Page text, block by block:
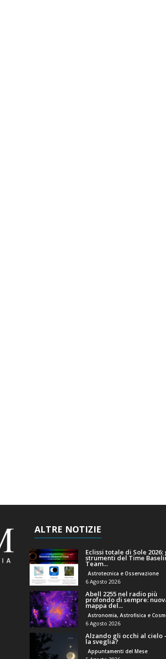
ALTRE NOTIZIE
Eclissi totale di Sole 2026:
strumenti del Time
Team...
Astrotecnica e Osservazione
6 Agosto 2026
Abell 2255 nel radio più
profondo di sempre:
mappa del...
Astronomia, Astrofisica e
6 Agosto 2026
Alzando gli occhi al cielo –
la sveglia?
Appuntamenti del Mese